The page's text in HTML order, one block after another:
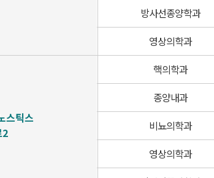
방사선종양학과
영상의학과
스틱스
2
핵의학과
종양내과
비뇨의학과
영상의학과